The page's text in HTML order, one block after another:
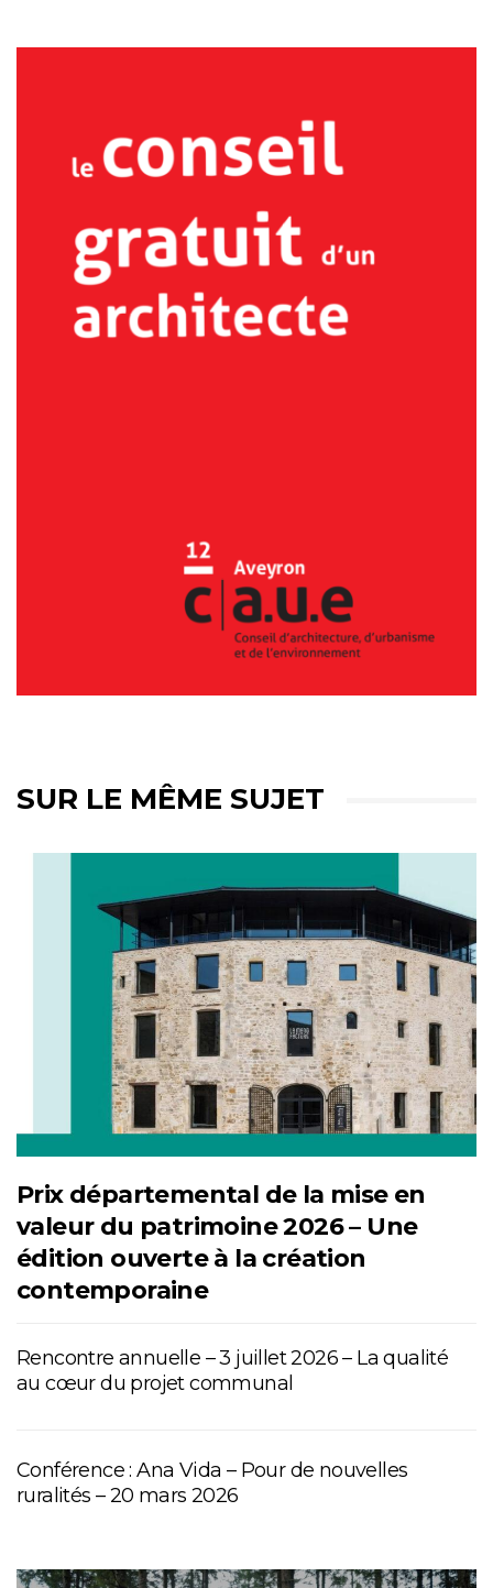
SUR LE MÊME SUJET
Prix départemental de la mise en
valeur du patrimoine 2026 – Une
édition ouverte à la création
contemporaine
Rencontre annuelle – 3 juillet 2026 – La qualité
au cœur du projet communal
Conférence : Ana Vida – Pour de nouvelles
ruralités – 20 mars 2026